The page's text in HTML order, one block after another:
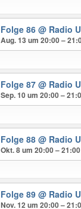
Folge 86@ Radio
Aug. 13 um 20:00 –
Folge 87@ Radio
Sep. 10 um 20:00 –
Folge 88@ Radio
Okt. 8 um 20:00 – 21:00
Folge 89@ Radio
Nov. 12 um 20:00 –